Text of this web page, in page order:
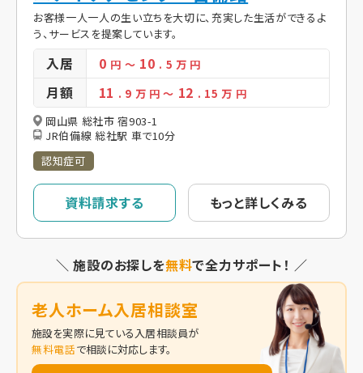
お客様一人一人の生い立ちを大切に、充実した生活ができるよ
う、サービスを提案しています。
入居 0 円 ～ 10 . 5 万 円
月額 11 . 9 万 円～ 12 . 15万 円
岡山県 総社市 宿903-1
JR伯備線 総社駅 車で10分
認知症可
資料請求する もっと詳しくみる
＼ 施設のお探しを無料で全力サポート！ ／
老人ホーム入居相談室
施設を実際に見ている入居相談員が
無料電話で相談に対応します。